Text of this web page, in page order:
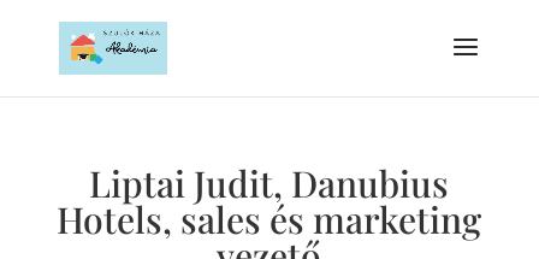
Liptai Judit, Danubius
Hotels, sales és marketing